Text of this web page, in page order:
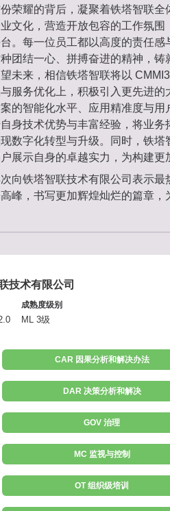
荣耀的背后，凝聚着铁塔智联
文化，营造开放包容的工作氛
。每一位员工都以高度的责任
团结一心、拼搏奋进的精神，铸
望未来，相信铁塔智联将以
服务优化上，积极引入更先进
的智能化水平、应用精准度与
身技术优势与丰富经验，将业
数字化转型与升级。同时，铁
展示自身的卓越实力，为构建更
向铁塔智联技术有限公司表示
峰，书写更加辉煌灿烂的篇章，
技术有限公司
成熟度级别
ML 3级
CAR 因果分析和解决办法
DAR 决策分析和解决
GOV 治理
MC 监视与控制
OT 组织级培训